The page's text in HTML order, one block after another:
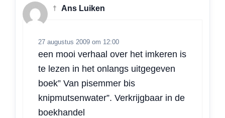
† Ans Luiken
27 augustus 2009 om 12:00
een mooi verhaal over het imkeren is
te lezen in het onlangs uitgegeven
boek” Van pisemmer bis
knipmutsenwater”. Verkrijgbaar in de
boekhandel